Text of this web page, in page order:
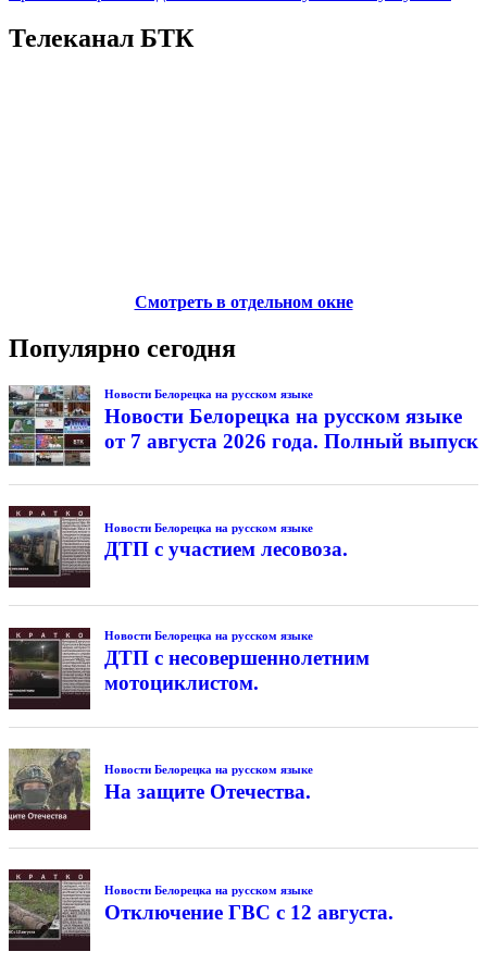
Телеканал БТК
Смотреть в отдельном окне
Популярно сегодня
Новости Белорецка на русском языке
Новости Белорецка на русском языке
от 7 августа 2026 года. Полный выпуск
Новости Белорецка на русском языке
ДТП с участием лесовоза.
Новости Белорецка на русском языке
ДТП с несовершеннолетним
мотоциклистом.
Новости Белорецка на русском языке
На защите Отечества.
Новости Белорецка на русском языке
Отключение ГВС с 12 августа.